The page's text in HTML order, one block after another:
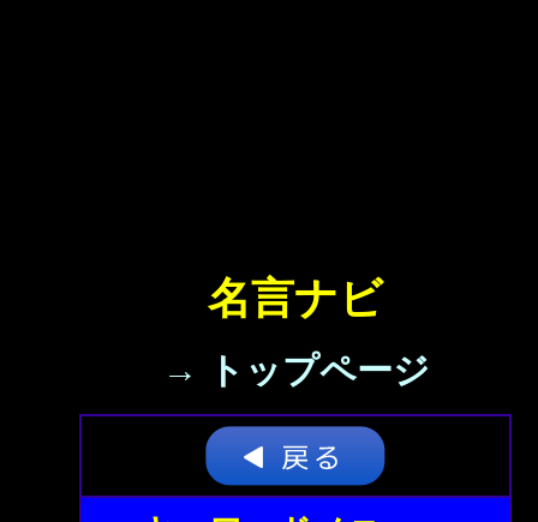
名言ナビ
→ トップページ